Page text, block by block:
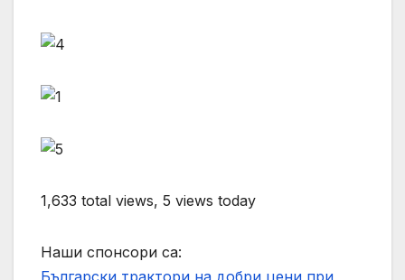
1,633 total views, 5 views today
Наши спонсори са:
Български трактори на добри цени при